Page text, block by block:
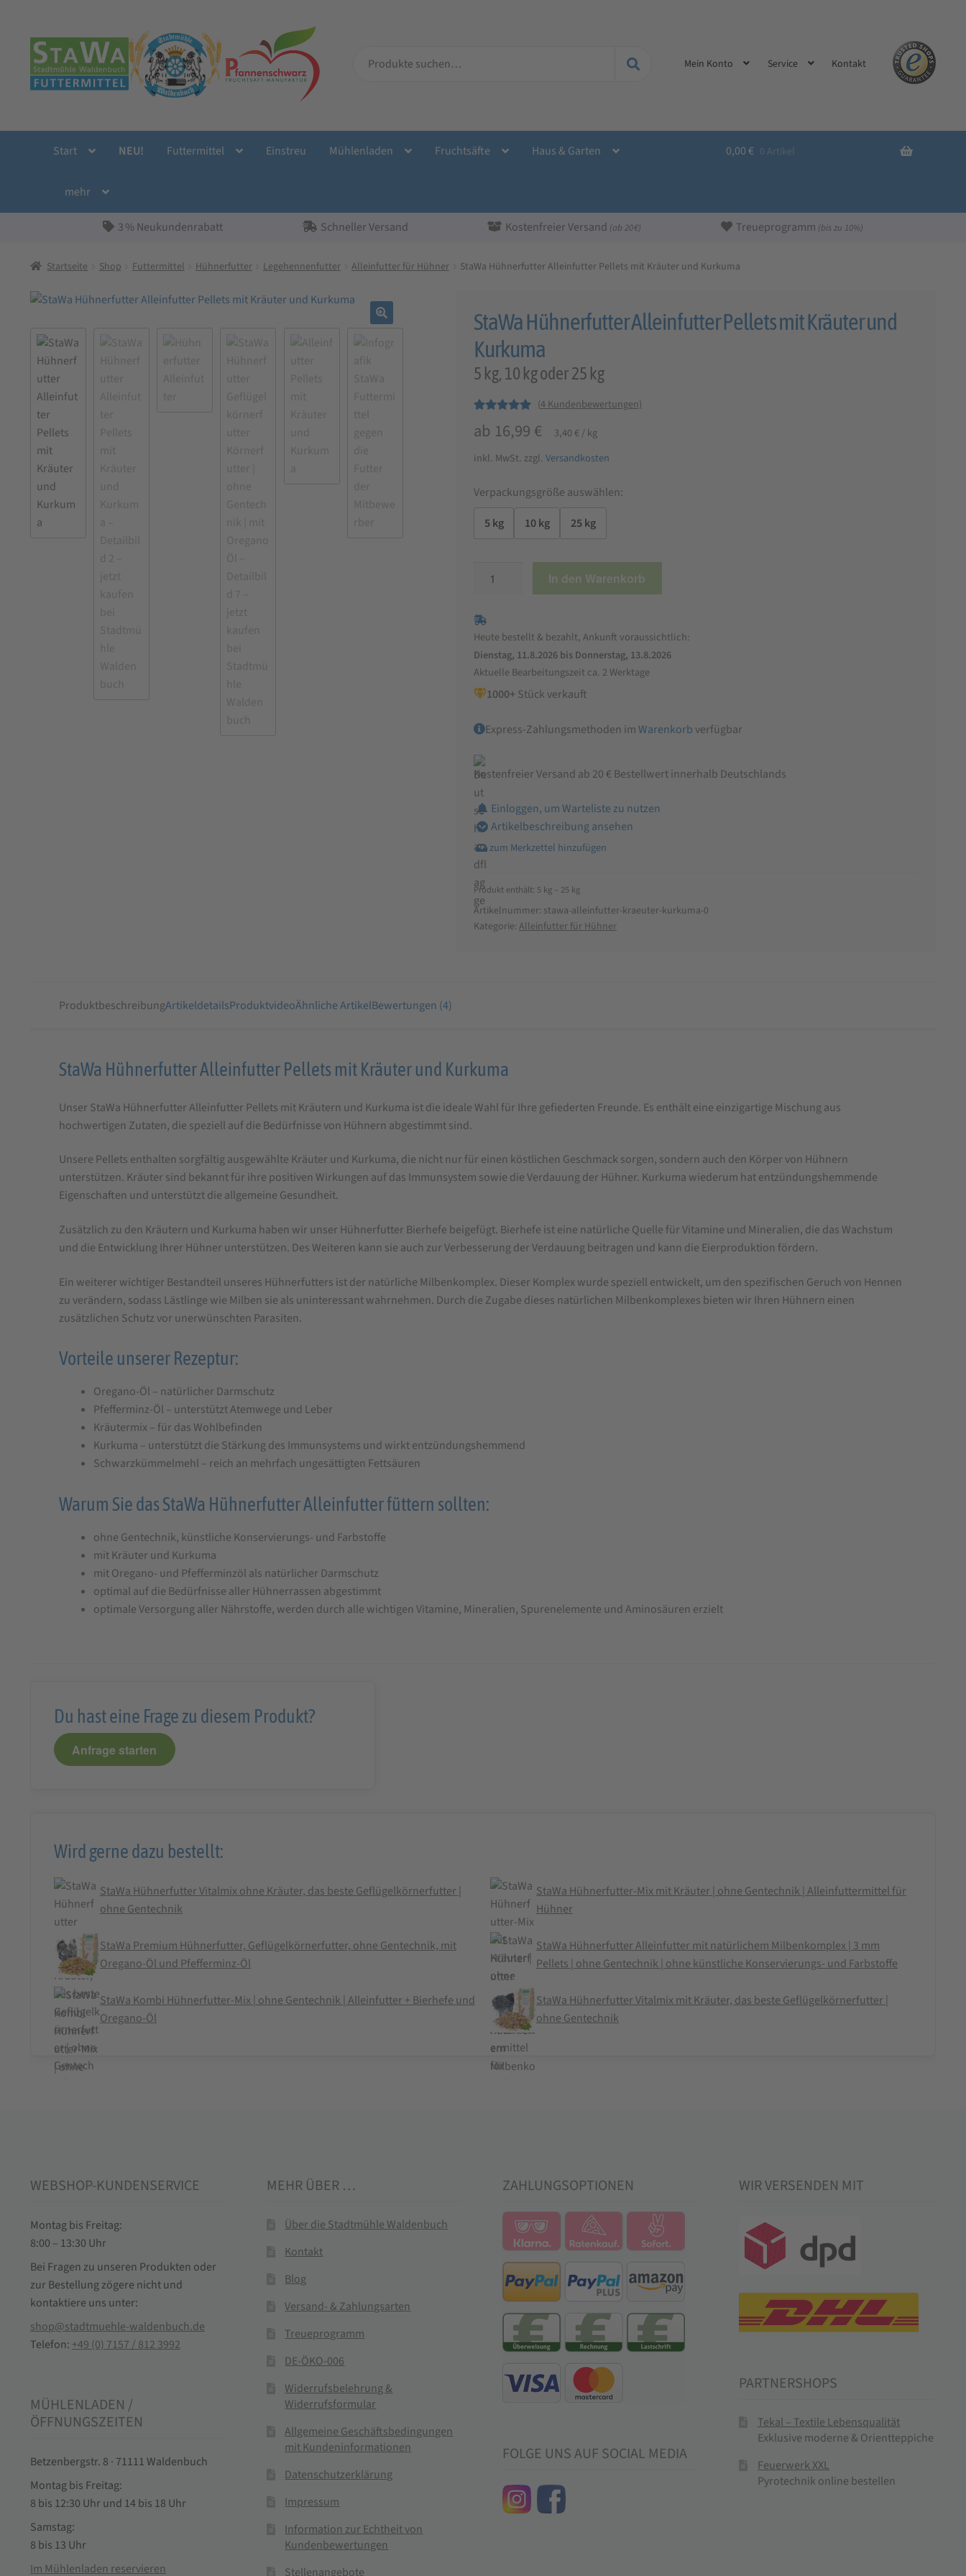
Navigation
springen
Inhalt
springen
nach:
Mein Konto Service Kontakt
Start NEU! Futtermittel Einstreu Mühlenladen Fruchtsäfte Haus & Garten
mehr
0,00 € 0 Artikel
3 % Neukundenrabatt Schneller Versand Kostenfreier Versand (ab 20 €) Treueprogramm (bis zu 10%)
Startseite Shop Futtermittel Hühnerfutter Legehennenfutter Alleinfutter für Hühner StaWa Hühnerfutter Alleinfutter Pellets mit Kräuter und Kurkuma
StaWa Hühnerfutter Alleinfutter Pellets mit Kräuter und
Kurkuma
5 kg, 10 kg oder 25 kg
5.00 von 5,
basierend auf
(4 Kundenbewertungen)
ab 16,99 € 3,40 €/kg
inkl. MwSt. zzgl. Versandkosten
Verpackungsgröße auswählen:
5 kg
10 kg 25 kg
Hühnerfutter
Pellets
mit
Kräuter
und
Kurkuma
In den Warenkorb
Heute bestellt & bezahlt, Ankunft voraussichtlich:
Dienstag, 11.8.2026 bis Donnerstag, 13.8.2026
Aktuelle Bearbeitungszeit ca. 2 Werktage
1000+Stück verkauft
Express-Zahlungsmethoden imWarenkorb verfügbar
Kostenfreier Versand ab 20 € Bestellwert innerhalb Deutschlands
Einloggen, um Warteliste zu nutzen
Artikelbeschreibung ansehen
Produkt enthält: 5 kg– 25 kg
Artikelnummer: stawa-alleinfutter-kraeuter-kurkuma-0
Kategorie: Alleinfutter für Hühner
ProduktbeschreibungArtikeldetailsProduktvideoÄhnliche ArtikelBewertungen (4)
Produktbeschreibung
StaWa
Hühnerfutter
Alleinfutter
Pellets
mit
Kräuter
und
StaWa Hühnerfutter Alleinfutter Pellets mit Kräuter und Kurkuma
Unser StaWa Hühnerfutter Alleinfutter Pellets mit Kräutern und Kurkuma ist die ideale Wahl für Ihre gefiederten Freunde. Es enthält eine einzigartige Mischung aus
hochwertigen Zutaten, die speziell auf die Bedürfnisse von Hühnern abgestimmt sind.
Unsere Pellets enthalten sorgfältig ausgewählte Kräuter und Kurkuma, die nicht nur für einen köstlichen Geschmack sorgen, sondern auch den Körper von Hühnern
unterstützen. Kräuter sind bekannt für ihre positiven Wirkungen auf das Immunsystem sowie die Verdauung der Hühner. Kurkuma wiederum hat entzündungshemmende
Eigenschaften und unterstützt die allgemeine Gesundheit.
Zusätzlich zu den Kräutern und Kurkuma haben wir unser Hühnerfutter Bierhefe beigefügt. Bierhefe ist eine natürliche Quelle für Vitamine und Mineralien, die das Wachstum
und die Entwicklung Ihrer Hühner unterstützen. Des Weiteren kann sie auch zur Verbesserung der Verdauung beitragen und kann die Eierproduktion fördern.
Ein weiterer wichtiger Bestandteil unseres Hühnerfutters ist der natürliche Milbenkomplex. Dieser Komplex wurde speziell entwickelt, um den spezifischen Geruch von Hennen
zu verändern, sodass Lästlinge wie Milben sie als uninteressant wahrnehmen. Durch die Zugabe dieses natürlichen Milbenkomplexes bieten wir Ihren Hühnern einen
zusätzlichen Schutz vor unerwünschten Parasiten.
Vorteile unserer Rezeptur:
Oregano-Öl – natürlicher Darmschutz
Pfefferminz-Öl – unterstützt Atemwege und Leber
Kräutermix – für das Wohlbefinden
Kurkuma – unterstützt die Stärkung des Immunsystems und wirkt entzündungshemmend
Schwarzkümmelmehl – reich an mehrfach ungesättigten Fettsäuren
Warum Sie das StaWa Hühnerfutter Alleinfutter füttern sollten:
ohne Gentechnik, künstliche Konservierungs- und Farbstoffe
mit Kräuter und Kurkuma
mit Oregano- und Pfefferminzöl als natürlicher Darmschutz
optimal auf die Bedürfnisse aller Hühnerrassen abgestimmt
optimale Versorgung aller Nährstoffe, werden durch alle wichtigen Vitamine, Mineralien, Spurenelemente und Aminosäuren erzielt
Du hast eine Frage zu diesem Produkt?
Anfrage starten
Wird gerne dazu bestellt:
StaWa Hühnerfutter Vitalmix ohne Kräuter, das beste Geflügelkörnerfutter |
ohne Gentechnik
StaWa Hühnerfutter-Mix mit Kräuter | ohne Gentechnik | Alleinfuttermittel für
Hühner
StaWa Premium Hühnerfutter, Geflügelkörnerfutter, ohne Gentechnik, mit
Oregano-Öl und Pfefferminz-Öl
StaWa Hühnerfutter Alleinfutter mit natürlichem Milbenkomplex | 3 mm
Pellets | ohne Gentechnik | ohne künstliche Konservierungs- und Farbstoffe
StaWa Kombi Hühnerfutter-Mix | ohne Gentechnik | Alleinfutter + Bierhefe und
Oregano-Öl
StaWa Hühnerfutter Vitalmix mit Kräuter, das beste Geflügelkörnerfutter |
ohne Gentechnik
WEBSHOP-KUNDENSERVICE
Montag bis Freitag:
8:00 – 13:30 Uhr
Bei Fragen zu unseren Produkten oder
zur Bestellung zögere nicht und
kontaktiere uns unter:
shop@stadtmuehle-waldenbuch.de
Telefon: +49 (0) 7157 / 812 3992
MÜHLENLADEN /
ÖFFNUNGSZEITEN
Betzenbergstr. 8 · 71111 Waldenbuch
Montag bis Freitag:
8 bis 12:30 Uhr und 14 bis 18 Uhr
Samstag:
8 bis 13 Uhr
Im Mühlenladen reservieren
MEHR ÜBER …
Über die Stadtmühle Waldenbuch
Kontakt
Blog
Versand- & Zahlungsarten
Treueprogramm
DE-ÖKO-006
Widerrufsbelehrung &
Widerrufsformular
Allgemeine Geschäftsbedingungen
mit Kundeninformationen
Datenschutzerklärung
Impressum
Information zur Echtheit von
Kundenbewertungen
Stellenangebote
ZAHLUNGSOPTIONEN
FOLGE UNS AUF SOCIAL MEDIA
WIR VERSENDEN MIT
PARTNERSHOPS
Tekal – Textile Lebensqualität
Exklusive moderne & Orientteppiche
Feuerwerk XXL
Pyrotechnik online bestellen